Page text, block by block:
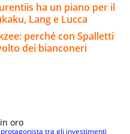
ha un piano per il
Lang e Lucca
perché con Spalletti
dei bianconeri
oro
protagonista tra gli investimenti